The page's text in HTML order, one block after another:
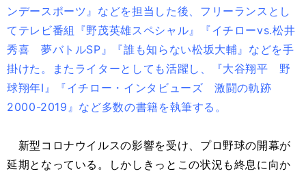
ンデースポーツ』などを担当した後、フリーランスとし
てテレビ番組『野茂英雄スペシャル』『イチローvs.松井
秀喜 夢バトルSP』『誰も知らない松坂大輔』などを手
掛けた。またライターとしても活躍し、『大谷翔平 野
球翔年I』『イチロー・インタビューズ 激闘の軌跡
2000-2019』など多数の書籍を執筆する。
新型コロナウイルスの影響を受け、プロ野球の開幕が
延期となっている。しかしきっとこの状況も終息に向か